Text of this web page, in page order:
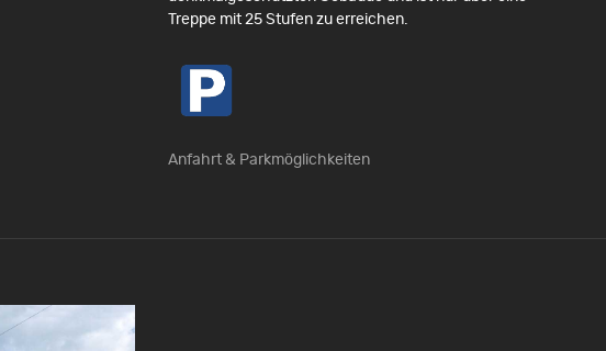
Treppe mit 25 Stufen zu erreichen.
Anfahrt & Parkmöglichkeiten